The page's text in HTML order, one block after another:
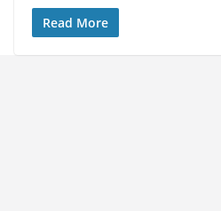
e
b
t
t
Read More